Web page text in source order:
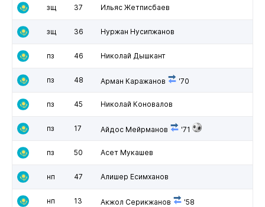
зщ 37 Ильяс Жетписбаев
зщ 36 Нуржан Нусипжанов
пз 46 Николай Дышкант
пз 48 Арман Каражанов '70
пз 45 Николай Коновалов
пз 17 Айдос Мейрманов '71
пз 50 Асет Мукашев
нп 47 Алишер Есимханов
нп 13 Акжол Серикжанов '58